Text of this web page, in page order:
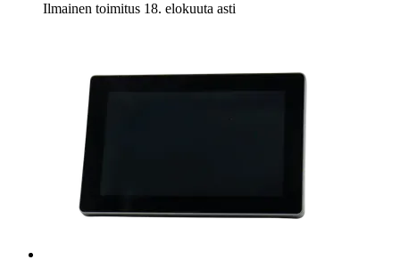
Ilmainen toimitus 18. elokuuta asti